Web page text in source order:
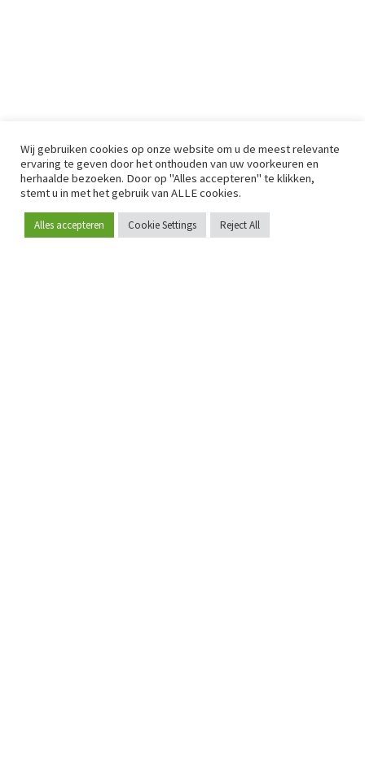
Word lid
Wij gebruiken cookies op onze website om u de meest relevante
ervaring te geven door het onthouden van uw voorkeuren en
herhaalde bezoeken. Door op "Alles accepteren" te klikken,
stemt u in met het gebruik van ALLE cookies.
Alles accepteren Cookie Settings Reject All